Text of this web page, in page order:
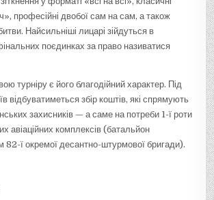
професійні двобої сам на сам, а також
Найсильніші лицарі зійдуться в
поєдинках за право називатися
турніру є його благодійний характер. Під
відбуватиметься збір коштів, які спрямують
захисників — а саме на потреби 1-ї роти
авіаційних комплексів (батальйон
82-ї окремої десантно-штурмової бригади).